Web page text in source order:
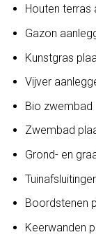
Houten terras
Gazon
Kunstgras
Vijver
Bio zwembad
Zwembad
Grond- en
Boordstenen
Keerwanden